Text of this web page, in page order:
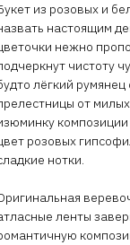
из розовых и
настоящим
нежно
чистоту
лёгкий
от
розовых
нотки.
ленты